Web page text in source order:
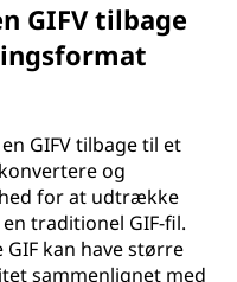
GIFV tilbage
GIFV tilbage til et
og
for at udtrække
traditionel GIF-fil.
kan have større
sammenlignet med